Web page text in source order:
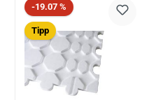
Rabatt
-19.07 %
Tipp